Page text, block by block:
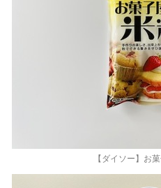
【ダイソー】お